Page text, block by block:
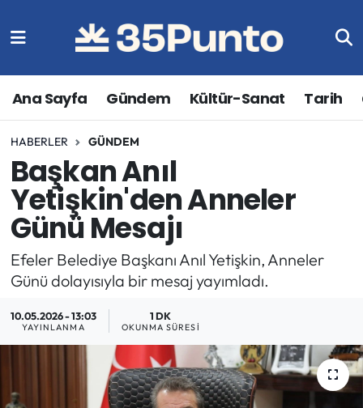
Ana Sayfa Gündem Kültür-Sanat Tarih
HABERLER GÜNDEM
Başkan Anıl
Yetişkin'den Anneler
Günü Mesajı
Efeler Belediye Başkanı Anıl Yetişkin, Anneler
Günü dolayısıyla bir mesaj yayımladı.
10.05.2026 - 13:03
YAYINLANMA
1 DK
OKUNMA SÜRESI